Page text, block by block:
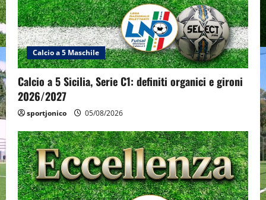
Calcio a 5 Maschile
Calcio a 5 Sicilia, Serie C1: definiti organici e gironi
2026/2027
sportjonico 05/08/2026